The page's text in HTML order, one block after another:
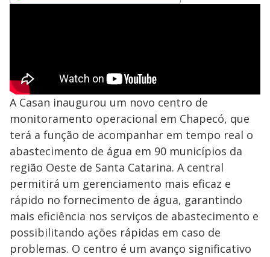
A Casan inaugurou um novo centro de
monitoramento operacional em Chapecó, que
terá a função de acompanhar em tempo real o
abastecimento de água em 90 municípios da
região Oeste de Santa Catarina. A central
permitirá um gerenciamento mais eficaz e
rápido no fornecimento de água, garantindo
mais eficiência nos serviços de abastecimento e
possibilitando ações rápidas em caso de
problemas. O centro é um avanço significativo